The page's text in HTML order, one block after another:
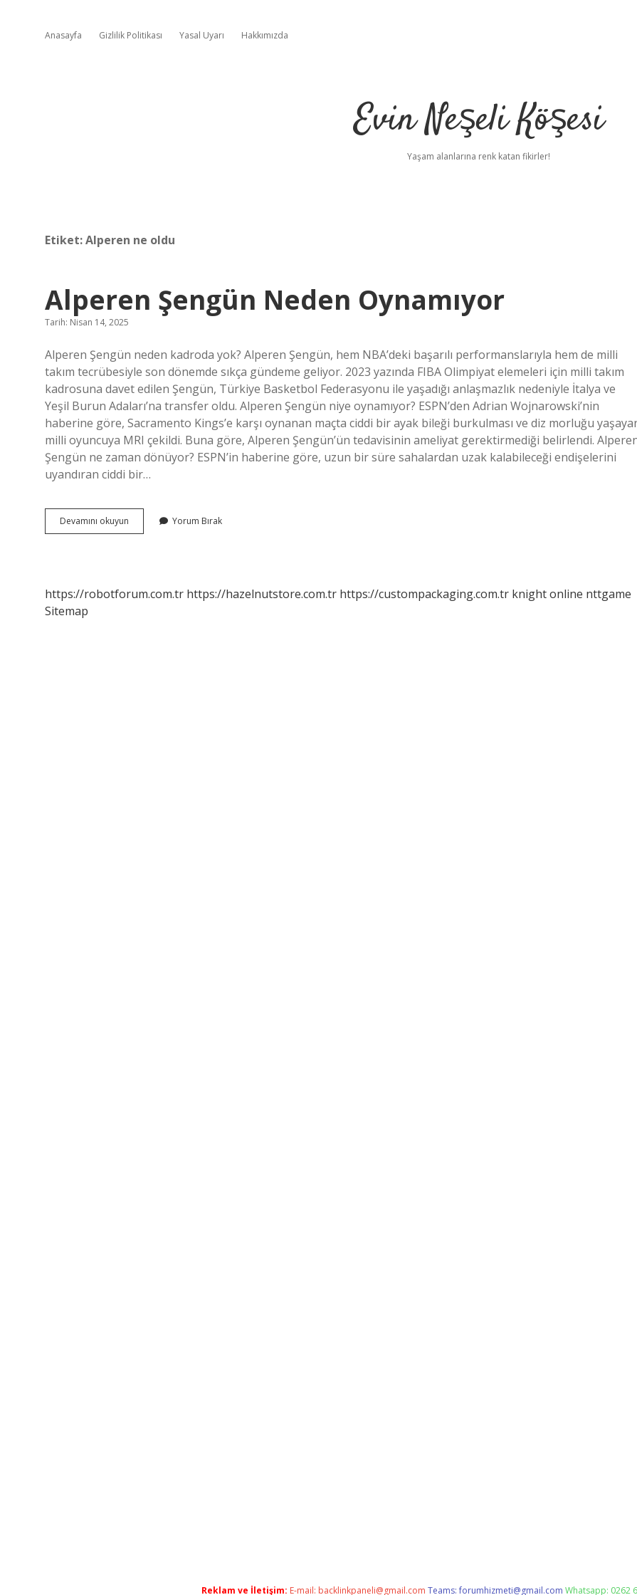
Anasayfa Gizlilik Politikası Yasal Uyarı Hakkımızda
Evin Neşeli Köşesi
Yaşam alanlarına renk katan fikirler!
Etiket:Alperen ne oldu
Alperen Şengün Neden Oynamıyor
Tarih: Nisan 14, 2025
Alperen Şengün neden kadroda yok? Alperen Şengün, hem NBA’deki başarılı performanslarıyla hem de milli
takım tecrübesiyle son dönemde sıkça gündeme geliyor. 2023 yazında FIBA ​​Olimpiyat elemeleri için milli takım
kadrosuna davet edilen Şengün, Türkiye Basketbol Federasyonu ile yaşadığı anlaşmazlık nedeniyle İtalya ve
Yeşil Burun Adaları’na transfer oldu. Alperen Şengün niye oynamıyor? ESPN’den Adrian Wojnarowski’nin
haberine göre, Sacramento Kings’e karşı oynanan maçta ciddi bir ayak bileği burkulması ve diz morluğu
milli oyuncuya MRI çekildi. Buna göre, Alperen Şengün’ün tedavisinin ameliyat gerektirmediği belirlendi.
Şengün ne zaman dönüyor? ESPN’in haberine göre, uzun bir süre sahalardan uzak kalabileceği endişelerini
uyandıran ciddi bir…
Devamını okuyun Alperen
Şengün
Yorum Bırak
https://robotforum.com.tr https://hazelnutstore.com.tr https://custompackaging.com.tr knight online nttgame
Sitemap
Reklam ve İletişim: E-mail: backlinkpaneli@gmail.com Teams:forumhizmeti@gmail.com Whatsapp: 0262